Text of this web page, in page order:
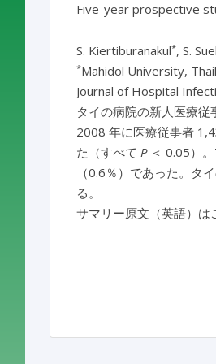
Five-year prospective
S. Kiertiburanakul*, S.
*Mahidol University,
Journal of Hospital
タイの病院の新人医療
2008 年に医療従事者
た（すべて P＜ 0.05）。
（0.6％）であった。タ
る。
サマリー原文（英語）は